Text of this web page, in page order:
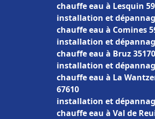
chauffe eau à Lesquin
installation et
chauffe eau à Comines
installation et
chauffe eau à Bruz 35170
installation et
chauffe eau à La
67610
installation et
chauffe eau à Val de